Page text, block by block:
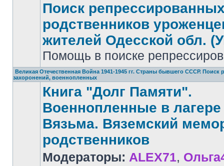
Нет
непрочитанных
сообщений
Поиск
родственников
жителей Одесской обл.
Помощь в поиске
Великая Отечественная Война 1941-1945 гг. Страны бывшего СССР. Поиск
захоронений, военнопленных
Книга "Долг Памяти".
Военнопленные в лагере
Вязьма. Вяземский
родственников
Модераторы: ALEX71,